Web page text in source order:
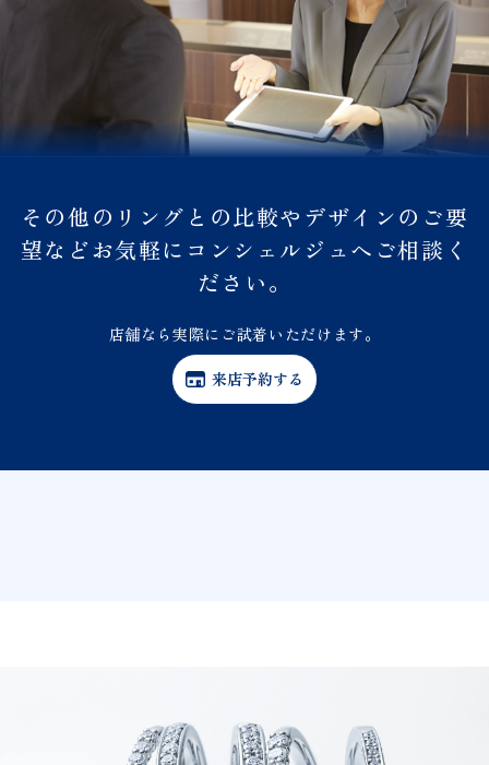
その他のリングとの比較やデザインのご要
望などお気軽にコンシェルジュへご相談く
ださい。
店舗なら実際にご試着いただけます。
来店予約する